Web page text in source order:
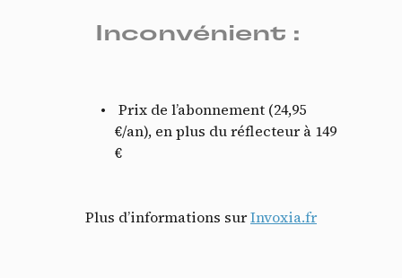
Inconvénient :
Prix de l’abonnement (24,95
€/an), en plus du réflecteur à 149
€
Plus d’informations surInvoxia.fr